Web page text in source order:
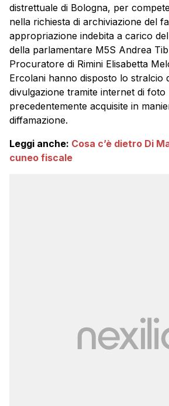
distrettuale di Bologna, per
nella richiesta di archiviazione del
appropriazione indebita a carico
della parlamentare M5S Andrea
Procuratore di Rimini Elisabetta
Ercolani hanno disposto lo stralcio
divulgazione tramite internet di foto
precedentemente acquisite in
diffamazione.
Leggi anche: Cosa c’è dietro Di
cuneo fiscale